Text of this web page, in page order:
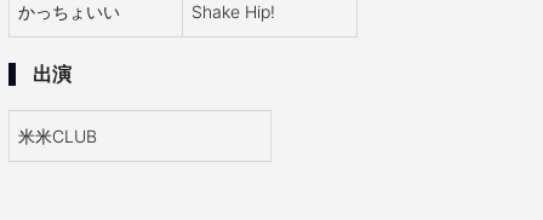
かっちょいい Shake Hip!
出演
米米CLUB